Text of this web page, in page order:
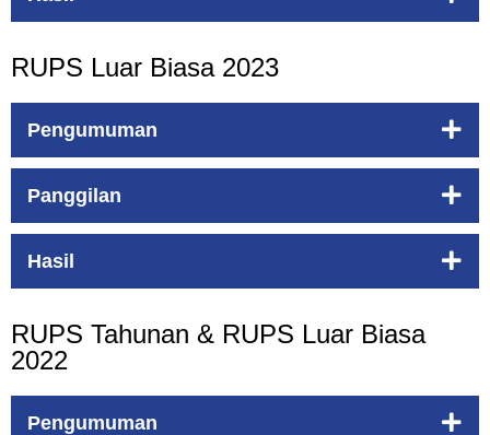
RUPS Luar Biasa 2023
Pengumuman
Panggilan
Hasil
RUPS Tahunan & RUPS Luar Biasa
2022
Pengumuman